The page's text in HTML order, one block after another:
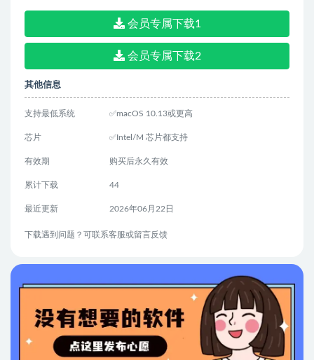
会员专属下载1
会员专属下载2
其他信息
支持最低系统 ✅macOS 10.13或更高
芯片 ✅Intel/M 芯片都支持
有效期 购买后永久有效
累计下载 44
最近更新 2026年06月22日
下载遇到问题？可联系客服或留言反馈